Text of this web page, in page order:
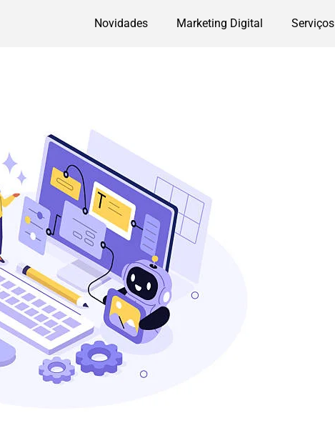
Novidades Marketing Digital Serviços